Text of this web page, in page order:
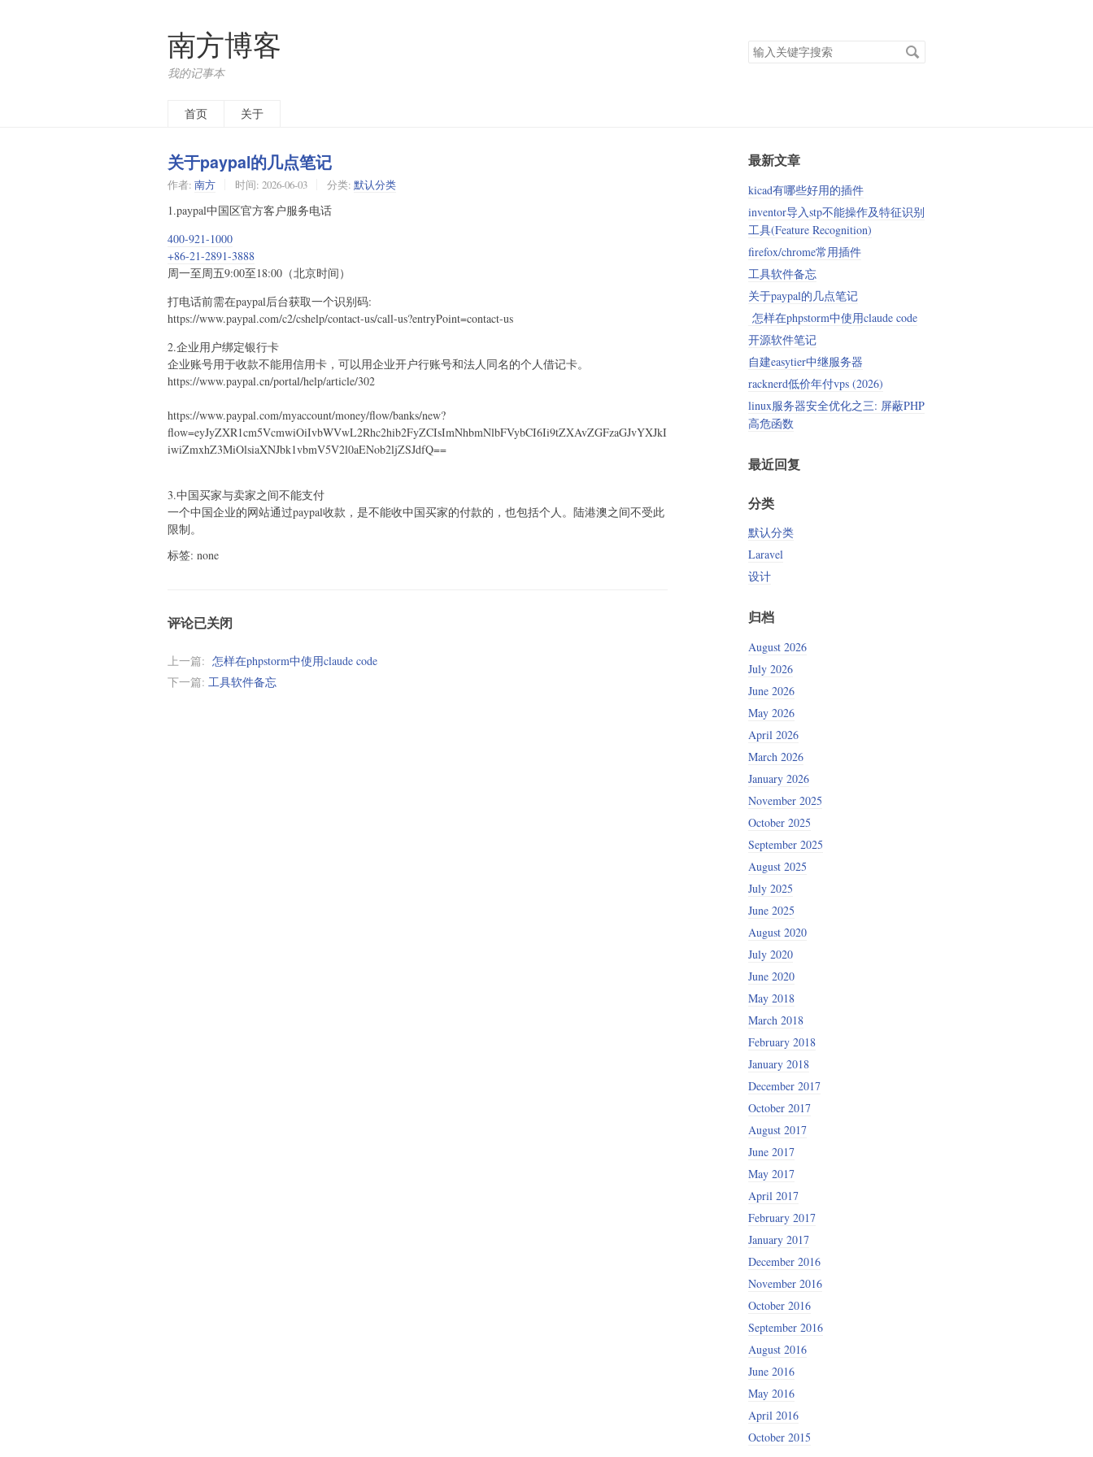
南方博客
我的记事本
搜
索
首页
关于
关于paypal的几点笔记
作者: 南方 时间: 2026-06-03 分类: 默认分类
1.paypal中国区官方客户服务电话
400-921-1000
+86-21-2891-3888
周一至周五9:00至18:00（北京时间）
打电话前需在paypal后台获取一个识别码:
https://www.paypal.com/c2/cshelp/contact-us/call-us?entryPoint=contact-us
2.企业用户绑定银行卡
企业账号用于收款不能用信用卡，可以用企业开户行账号和法人同名的个人借记卡。
https://www.paypal.cn/portal/help/article/302
https://www.paypal.com/myaccount/money/flow/banks/new?
flow=eyJyZXR1cm5VcmwiOiIvbWVwL2Rhc2hib2FyZCIsImNhbmNlbFVybCI6Ii9tZXAvZGFzaGJvYXJkI
iwiZmxhZ3MiOlsiaXNJbk1vbmV5V2l0aENob2ljZSJdfQ==
3.中国买家与卖家之间不能支付
一个中国企业的网站通过paypal收款，是不能收中国买家的付款的，也包括个人。陆港澳之间不受此
限制。
标签: none
评论已关闭
上一篇: 怎样在phpstorm中使用claude code
下一篇: 工具软件备忘
最新文章
kicad有哪些好用的插件
inventor导入stp不能操作及特征识别
工具(Feature Recognition)
firefox/chrome常用插件
工具软件备忘
关于paypal的几点笔记
怎样在phpstorm中使用claude code
开源软件笔记
自建easytier中继服务器
racknerd低价年付vps (2026)
linux服务器安全优化之三: 屏蔽PHP
高危函数
最近回复
分类
默认分类
Laravel
设计
归档
August 2026
July 2026
June 2026
May 2026
April 2026
March 2026
January 2026
November 2025
October 2025
September 2025
August 2025
July 2025
June 2025
August 2020
July 2020
June 2020
May 2018
March 2018
February 2018
January 2018
December 2017
October 2017
August 2017
June 2017
May 2017
April 2017
February 2017
January 2017
December 2016
November 2016
October 2016
September 2016
August 2016
June 2016
May 2016
April 2016
October 2015